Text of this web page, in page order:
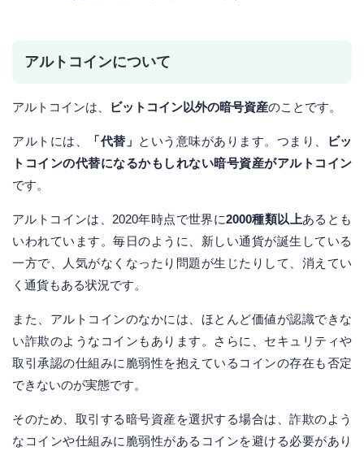
アルトコインについて
アルトコインは、 ビットコイン以外の暗号資産のことです。
アルトには、 「代替」 という意味があります。つまり、
ビッ
トコインの代替になるかもしれない暗号資産がアルトコイン
です。
アルトコインは、2020年時点で世界に2000種類以上あるとも
いわれています。毎日のように、新しい通貨が誕生している
一方で、人気がなくなったり問題が生じたりして、消えてい
く通貨もある状況です。
また、アルトコインのなかには、ほとんど価値が認識できな
い詐欺のようなコインもあります。さらに、セキュリティや
取引承認の仕組みに脆弱性を抱えているコインの存在も否定
できないのが実態です。
そのため、取引する暗号資産を選択する場合は、詐欺のよう
なコインや仕組みに脆弱性があるコインを避ける必要があり